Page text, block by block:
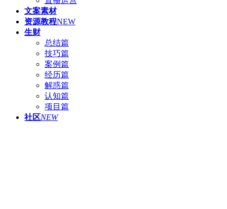
文案素材
资源教程NEW
生财
总结篇
技巧篇
案例篇
经历篇
解惑篇
认知篇
项目篇
社区NEW